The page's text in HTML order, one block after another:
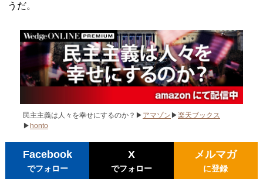
うだ。
民主主義は人々を幸せにするのか？▶ アマゾン ▶楽天ブックス
▶honto
Facebook
でフォロー
X
でフォロー
メルマガ
に登録